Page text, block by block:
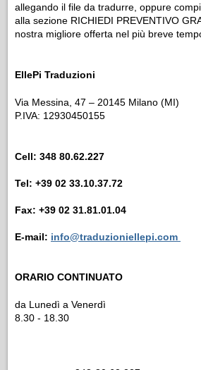
allegando il file da tradurre, oppure
alla sezione RICHIEDI PREVENTIVO
nostra migliore offerta nel più breve
EllePi Traduzioni
Via Messina, 47 – 20145 Milano (MI)
P.IVA: 12930450155
Cell: 348 80.62.227
Tel: +39 02 33.10.37.72
Fax: +39 02 31.81.01.04
E-mail: info@traduzioniellepi.com
ORARIO CONTINUATO
da Lunedì a Venerdì
8.30 - 18.30